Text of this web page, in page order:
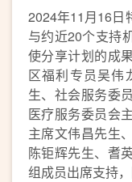
2024年11月16日
与约近20个支持
使分享计划的成
区福利专员吴伟
生、社会服务委
医疗服务委员会
主席文伟昌先生
陈钜辉先生、耆
组成员出席支持，